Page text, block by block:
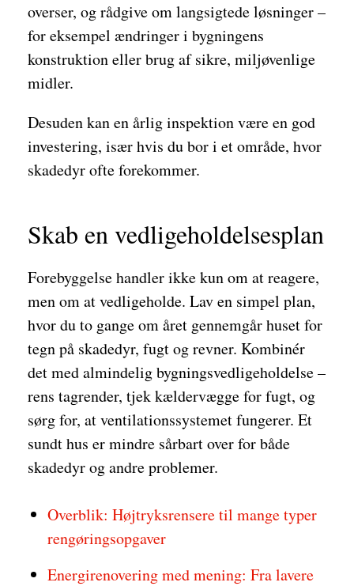
overser, og rådgive om langsigtede løsninger –
for eksempel ændringer i bygningens
konstruktion eller brug af sikre, miljøvenlige
midler.
Desuden kan en årlig inspektion være en god
investering, især hvis du bor i et område, hvor
skadedyr ofte forekommer.
Skab en vedligeholdelsesplan
Forebyggelse handler ikke kun om at reagere,
men om at vedligeholde. Lav en simpel plan,
hvor du to gange om året gennemgår huset for
tegn på skadedyr, fugt og revner. Kombinér
det med almindelig bygningsvedligeholdelse –
rens tagrender, tjek kældervægge for fugt, og
sørg for, at ventilationssystemet fungerer. Et
sundt hus er mindre sårbart over for både
skadedyr og andre problemer.
Overblik: Højtryksrensere til mange typer
rengøringsopgaver
Energirenovering med mening: Fra lavere